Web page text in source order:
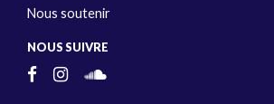
Nous soutenir
NOUS SUIVRE